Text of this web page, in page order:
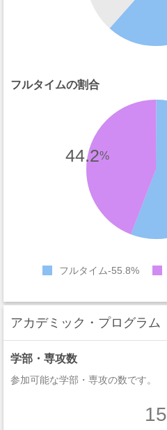
フルタイムの割合
44.2%
フルタイム 55.8%
アカデミック・プログラム
学部・専攻数
参加可能な学部・専攻の数です。
15